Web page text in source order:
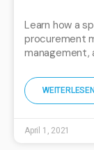
Learn how a
procurement
management,
April 1, 2021